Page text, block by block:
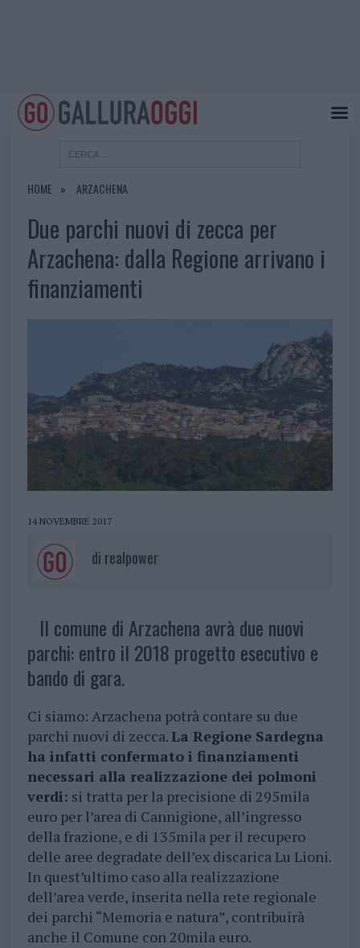
HOME ARZACHENA
Due parchi nuovi di zecca per
Arzachena: dalla Regione arrivano i
finanziamenti
14 NOVEMBRE 2017
di realpower
Il comune di Arzachena avrà due nuovi
parchi: entro il 2018 progetto esecutivo e
bando di gara.
Ci siamo: Arzachena potrà contare su due
parchi nuovi di zecca.La Regione Sardegna
ha infatti confermato i finanziamenti
necessari alla realizzazione dei polmoni
verdi: si tratta per la precisione di 295mila
euro per l’area di Cannigione, all’ingresso
della frazione, e di 135mila per il recupero
delle aree degradate dell’ex discarica Lu Lioni.
In quest’ultimo caso alla realizzazione
dell’area verde, inserita nella rete regionale
dei parchi “Memoria e natura”, contribuirà
anche il Comune con 20mila euro.